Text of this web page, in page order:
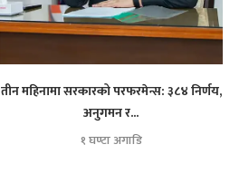
तीन महिनामा सरकारको परफरमेन्स: ३८४ निर्णय,
अनुगमन र...
१ घण्टा अगाडि